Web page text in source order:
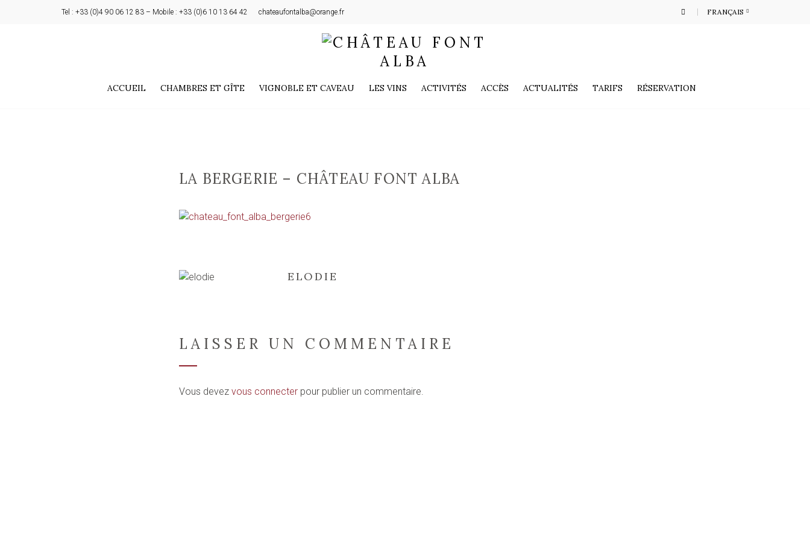
Tel : +33 (0)4 90 06 12 83 – Mobile : +33 (0)6 10 13 64 42 chateaufontalba@orange.fr FRANÇAIS
ACCUEIL CHAMBRES ET GÎTE VIGNOBLE ET CAVEAU LES VINS ACTIVITÉS ACCÈS ACTUALITÉS TARIFS RÉSERVATION
LA BERGERIE – CHÂTEAU FONT ALBA
ELODIE
LAISSER UN COMMENTAIRE
Vous devez vous connecter pour publier un commentaire.